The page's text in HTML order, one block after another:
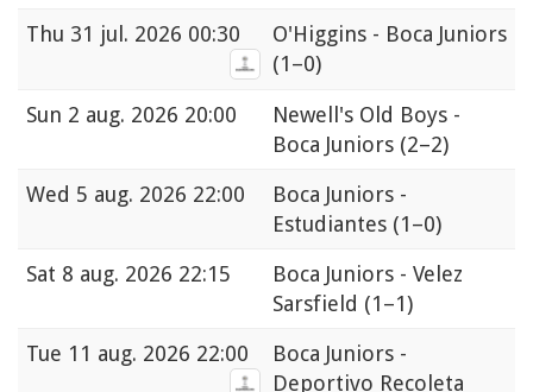
Thu 31 jul. 2026 00:30
O'Higgins - Boca Juniors
(1–0)
Sun 2 aug. 2026 20:00
Newell's Old Boys -
Boca Juniors (2–2)
Wed 5 aug. 2026 22:00
Boca Juniors -
Estudiantes (1–0)
Sat 8 aug. 2026 22:15
Boca Juniors - Velez
Sarsfield (1–1)
Tue 11 aug. 2026 22:00
Boca Juniors -
Deportivo Recoleta